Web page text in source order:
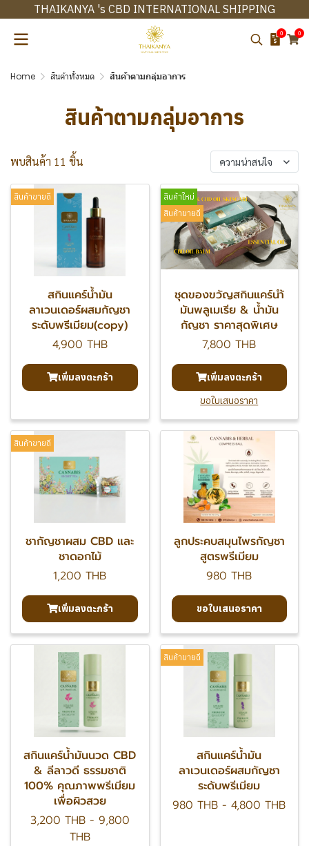
THAIKANYA 's CBD INTERNATIONAL SHIPPING
0 0
Home สินค้าทั้งหมด สินค้าตามกลุ่มอาการ
สินค้าตามกลุ่มอาการ
พบสินค้า 11 ชิ้น ความน่าสนใจ
สินค้าขายดี
สกินแคร์น้ำมัน
ลาเวนเดอร์ผสมกัญชา
ระดับพรีเมียม(copy)
4,900 THB
เพิ่มลงตะกร้า
สินค้าใหม่
สินค้าขายดี
ชุดของขวัญสกินแคร์นำ้
มันพลูเมเรีย & น้ำมัน
กัญชา ราคาสุดพิเศษ
7,800 THB
เพิ่มลงตะกร้า
ขอใบเสนอราคา
สินค้าขายดี
ชากัญชาผสม CBD และ
ชาดอกไม้
1,200 THB
เพิ่มลงตะกร้า
ลูกประคบสมุนไพรกัญชา
สูตรพรีเมียม
980 THB
ขอใบเสนอราคา
สกินแคร์น้ำมันนวด CBD
& ลีลาวดี ธรรมชาติ
100% คุณภาพพรีเมียม
เพื่อผิวสวย
3,200 THB- 9,800
THB
สินค้าขายดี
สกินแคร์น้ำมัน
ลาเวนเดอร์ผสมกัญชา
ระดับพรีเมียม
980 THB -4,800 THB